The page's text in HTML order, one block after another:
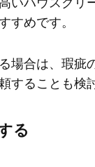
すめです。
場合は、瑕疵
することも検
る